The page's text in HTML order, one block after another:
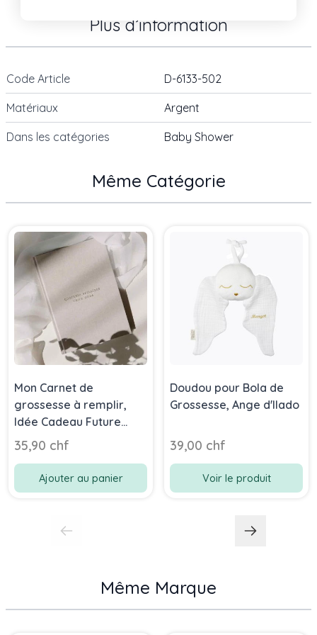
Plus d’information
Code Article D-6133-502
Matériaux Argent
Dans les catégories Baby Shower
Même Catégorie
Mon Carnet de
grossesse à remplir,
Idée Cadeau Future
Maman, Aismée
35,90 chf
Ajouter au panier
Doudou pour Bola de
Grossesse, Ange d'Ilado
39,00 chf
Voir le produit
Même Marque